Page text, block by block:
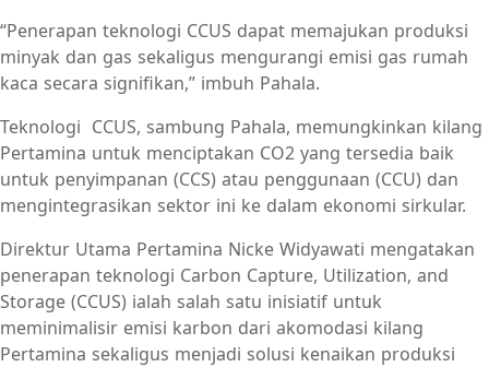
“Penerapan teknologi CCUS dapat memajukan produksi
minyak dan gas sekaligus mengurangi emisi gas rumah
kaca secara signifikan,” imbuh Pahala.
Teknologi CCUS, sambung Pahala, memungkinkan kilang
Pertamina untuk menciptakan CO2 yang tersedia baik
untuk penyimpanan (CCS) atau penggunaan (CCU) dan
mengintegrasikan sektor ini ke dalam ekonomi sirkular.
Direktur Utama Pertamina Nicke Widyawati mengatakan
penerapan teknologi Carbon Capture, Utilization, and
Storage (CCUS) ialah salah satu inisiatif untuk
meminimalisir emisi karbon dari akomodasi kilang
Pertamina sekaligus menjadi solusi kenaikan produksi